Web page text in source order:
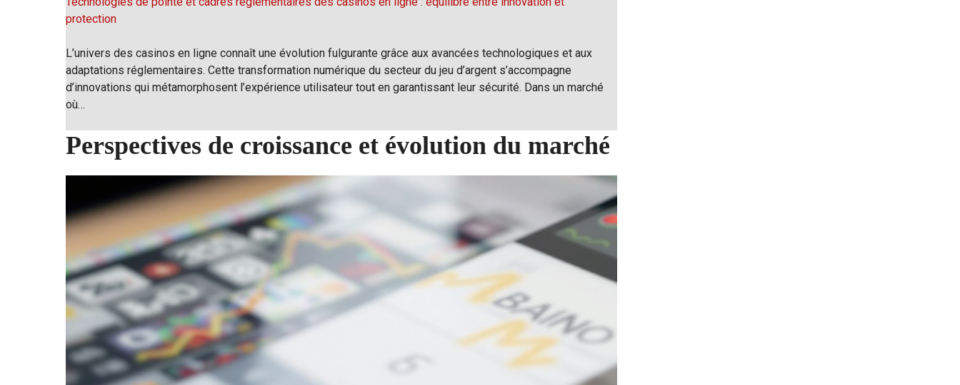
protection
L’univers des casinos en ligne connaît une évolution fulgurante grâce aux avancées technologiques et aux
adaptations réglementaires. Cette transformation numérique du secteur du jeu d’argent s’accompagne
d’innovations qui métamorphosent l’expérience utilisateur tout en garantissant leur sécurité. Dans un marché
où…
Perspectives de croissance et évolution du marché